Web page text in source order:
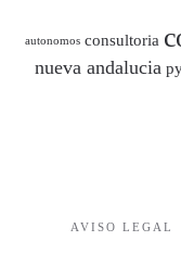
autonomos consultoria
nueva andalucia
AVISO LEGAL